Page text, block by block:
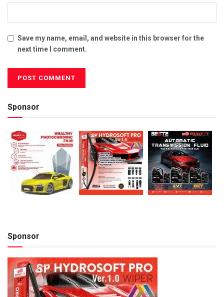
Save my name, email, and website in this browser for the
next time I comment.
Sponsor
Sponsor